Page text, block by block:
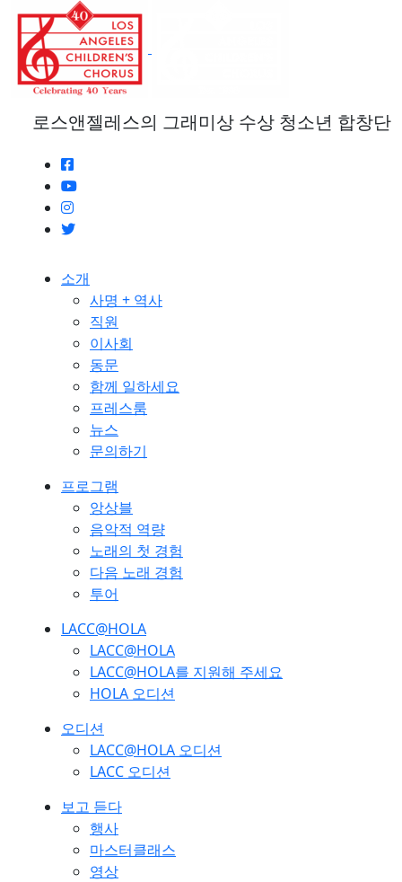
로스앤젤레스의 그래미상 수상 청소년 합창단
소개
사명 + 역사
직원
이사회
동문
함께 일하세요
프레스룸
뉴스
문의하기
프로그램
앙상블
음악적 역량
노래의 첫 경험
다음 노래 경험
투어
LACC@HOLA
LACC@HOLA
LACC@HOLA를 지원해 주세요
HOLA 오디션
오디션
LACC@HOLA 오디션
LACC 오디션
보고 듣다
행사
마스터클래스
영상